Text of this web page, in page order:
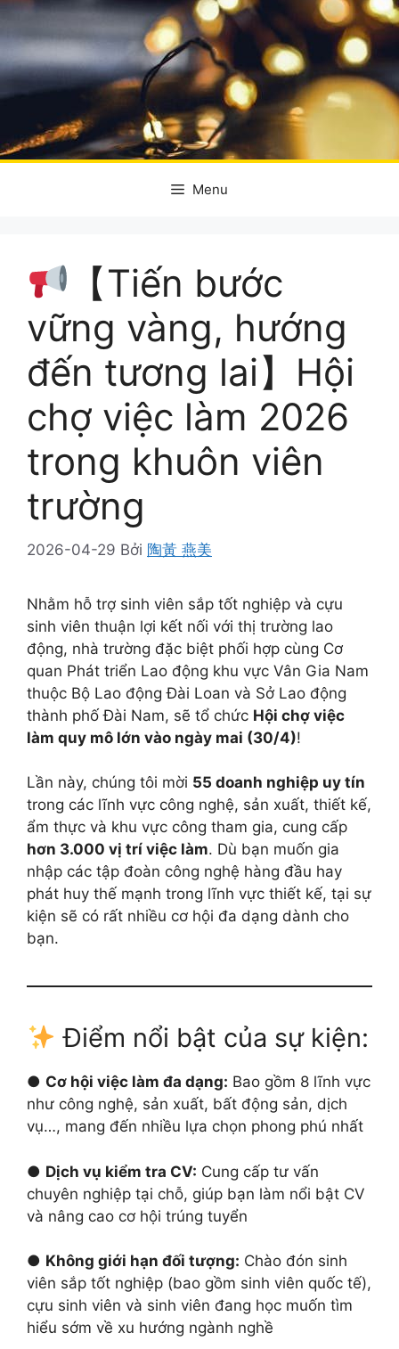
Menu
【Tiến bước
vững vàng, hướng
đến tương lai】Hội
chợ việc làm 2026
trong khuôn viên
trường
2026-04-29 Bởi 陶黃 燕美
Nhằm hỗ trợ sinh viên sắp tốt nghiệp và cựu
sinh viên thuận lợi kết nối với thị trường lao
động, nhà trường đặc biệt phối hợp cùng Cơ
quan Phát triển Lao động khu vực Vân Gia Nam
thuộc Bộ Lao động Đài Loan và Sở Lao động
thành phố Đài Nam, sẽ tổ chức Hội chợ việc
làm quy mô lớn vào ngày mai (30/4)!
Lần này, chúng tôi mời 55 doanh nghiệp uy tín
trong các lĩnh vực công nghệ, sản xuất, thiết kế,
ẩm thực và khu vực công tham gia, cung cấp
hơn 3.000 vị trí việc làm. Dù bạn muốn gia
nhập các tập đoàn công nghệ hàng đầu hay
phát huy thế mạnh trong lĩnh vực thiết kế, tại sự
kiện sẽ có rất nhiều cơ hội đa dạng dành cho
bạn.
Điểm nổi bật của sự kiện:
● Cơ hội việc làm đa dạng: Bao gồm 8 lĩnh vực
như công nghệ, sản xuất, bất động sản, dịch
vụ…, mang đến nhiều lựa chọn phong phú nhất
● Dịch vụ kiểm tra CV: Cung cấp tư vấn
chuyên nghiệp tại chỗ, giúp bạn làm nổi bật CV
và nâng cao cơ hội trúng tuyển
● Không giới hạn đối tượng: Chào đón sinh
viên sắp tốt nghiệp (bao gồm sinh viên quốc tế),
cựu sinh viên và sinh viên đang học muốn tìm
hiểu sớm về xu hướng ngành nghề